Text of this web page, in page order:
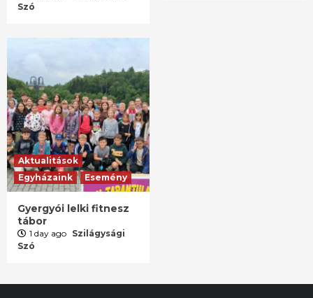
Szó
Aktualitások
Egyházaink
Esemény
Gyergyói lelki fitnesz
tábor
1 day ago Szilágysági
Szó